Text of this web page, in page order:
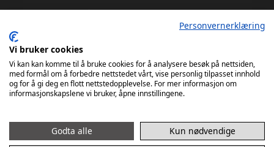
Administrasjonen i Elverum Håndball
Styre og utvalg
VARSLINGSRUTINER FOR ELVERUM HÅNDBALL
Personvernerklæring
Vi bruker cookies
Vi kan kan komme til å bruke cookies for å analysere besøk på nettsiden,
med formål om å forbedre nettstedet vårt, vise personlig tilpasset innhold
og for å gi deg en flott nettstedopplevelse. For mer informasjon om
informasjonskapslene vi bruker, åpne innstillingene.
Godta alle Kun nødvendige